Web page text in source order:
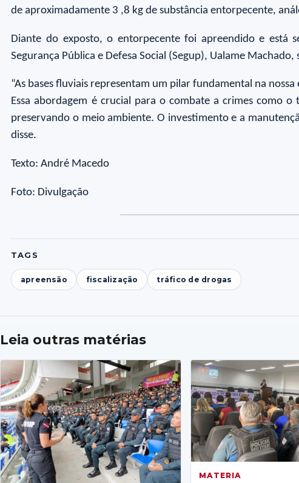
de aproximadamente 3 ,8 kg de substância entorpecente,
Diante do exposto, o entorpecente foi apreendido e está
Segurança Pública e Defesa Social (Segup), Ualame
“As bases fluviais representam um pilar fundamental na
Essa abordagem é crucial para o combate a crimes como
preservando o meio ambiente. O investimento e a
disse.
Texto: André Macedo
Foto: Divulgação
FotoFoto
TAGS
apreensão fiscalização tráfico de drogas
Leia outras matérias
MATERIA